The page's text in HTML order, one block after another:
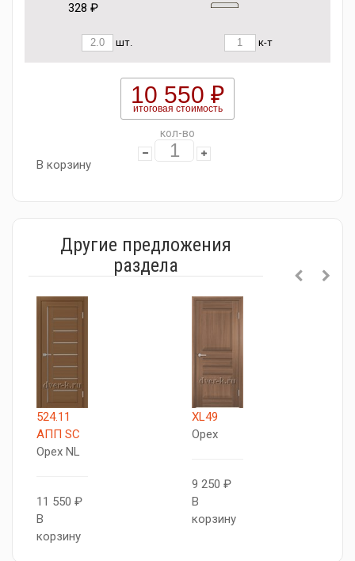
328 ₽
шт. к-т
10 550 ₽
итоговая стоимость
кол-во
В корзину
Другие предложения
раздела
524.11
АПП SC
Орех NL
11 550 ₽
В
корзину
XL49
Орех
9 250 ₽
В
корзину